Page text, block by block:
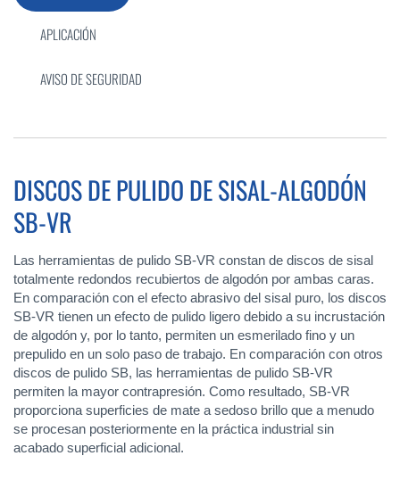
DISCOS DE PULIDO DE SISAL-ALGODÓN
SB-VR
Las herramientas de pulido SB-VR constan de discos de sisal
totalmente redondos recubiertos de algodón por ambas caras.
En comparación con el efecto abrasivo del sisal puro, los discos
SB-VR tienen un efecto de pulido ligero debido a su incrustación
de algodón y, por lo tanto, permiten un esmerilado fino y un
prepulido en un solo paso de trabajo. En comparación con otros
discos de pulido SB, las herramientas de pulido SB-VR
permiten la mayor contrapresión. Como resultado, SB-VR
proporciona superficies de mate a sedoso brillo que a menudo
se procesan posteriormente en la práctica industrial sin
acabado superficial adicional.
APLICACIÓN
AVISO DE SEGURIDAD